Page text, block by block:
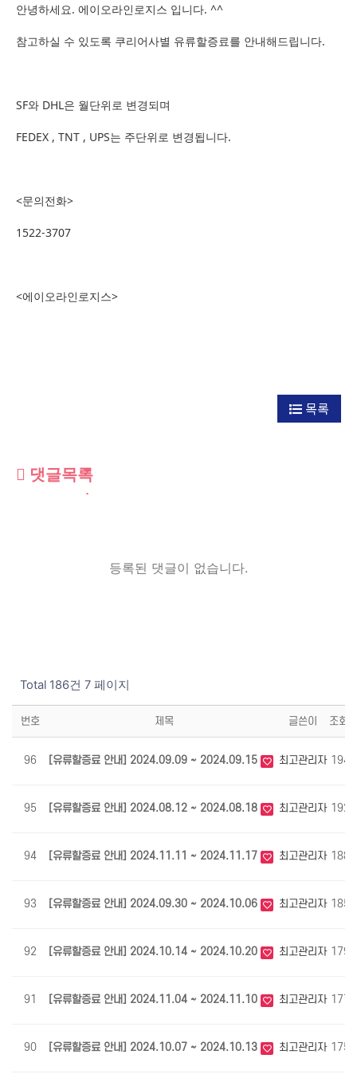
안녕하세요. 에이오라인로지스 입니다. ^^
참고하실 수 있도록 쿠리어사별 유류할증료를 안내해드립니다.
SF와 DHL은 월단위로 변경되며
FEDEX , TNT , UPS는 주단위로 변경됩니다.
<문의전화>
1522-3707
<에이오라인로지스>
목록
댓글목록
등록된 댓글이 없습니다.
Total 186건 7 페이지
번호 제목 글쓴이 조회
96 [유류할증료 안내] 2024.09.09 ~ 2024.09.15 최고관리자 1949
95 [유류할증료 안내] 2024.08.12 ~ 2024.08.18 최고관리자 1921
94 [유류할증료 안내] 2024.11.11 ~ 2024.11.17 최고관리자 1882
93 [유류할증료 안내] 2024.09.30 ~ 2024.10.06 최고관리자 1858
92 [유류할증료 안내] 2024.10.14 ~ 2024.10.20 최고관리자 1794
91 [유류할증료 안내] 2024.11.04 ~ 2024.11.10 최고관리자 1778
90 [유류할증료 안내] 2024.10.07 ~ 2024.10.13 최고관리자 1759